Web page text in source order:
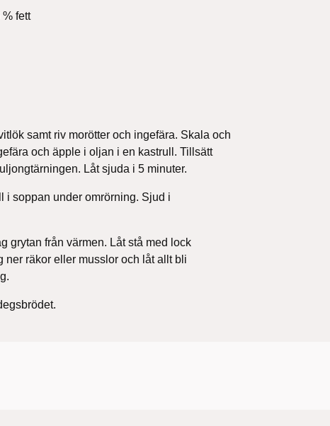
fett
samt riv morötter och ingefära. Skala och
och äpple i oljan i en kastrull. Tillsätt
Låt sjuda i 5 minuter.
i soppan under omrörning. Sjud i
grytan från värmen. Låt stå med lock
ner räkor eller musslor och låt allt bli